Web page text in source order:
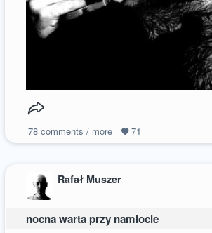
78comments / more 71
Rafał Muszer
nocna warta przy namiocie